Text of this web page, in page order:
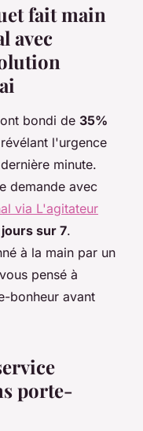
fait main
avec
bondi de 35%
l'urgence
minute.
demande avec
via L'agitateur
jours sur 7.
à la main par un
pensé à
bonheur avant
porte-